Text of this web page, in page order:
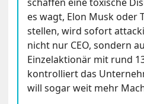
schaffen eine toxische
es wagt, Elon Musk oder
stellen, wird sofort
nicht nur CEO, sondern
Einzelaktionär mit rund
kontrolliert das
will sogar weit mehr